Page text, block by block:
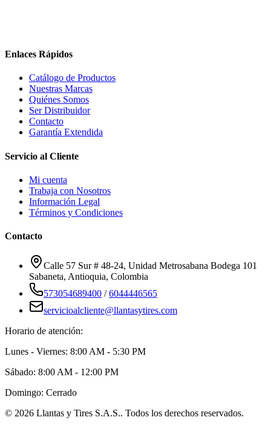
Enlaces Rápidos
Catálogo de Productos
Nuestras Marcas
Quiénes Somos
Ser Distribuidor
Contacto
Garantía Extendida
Servicio al Cliente
Mi cuenta
Trabaja con Nosotros
Información Legal
Términos y Condiciones
Contacto
Calle 57 Sur # 48-24, Unidad Metrosabana Bodega 101
Sabaneta, Antioquia, Colombia
573054689400 /6044446565
servicioalcliente@llantasytires.com
Horario de atención:
Lunes - Viernes: 8:00 AM - 5:30 PM
Sábado: 8:00 AM - 12:00 PM
Domingo: Cerrado
© 2026 Llantas y Tires S.A.S.. Todos los derechos reservados.